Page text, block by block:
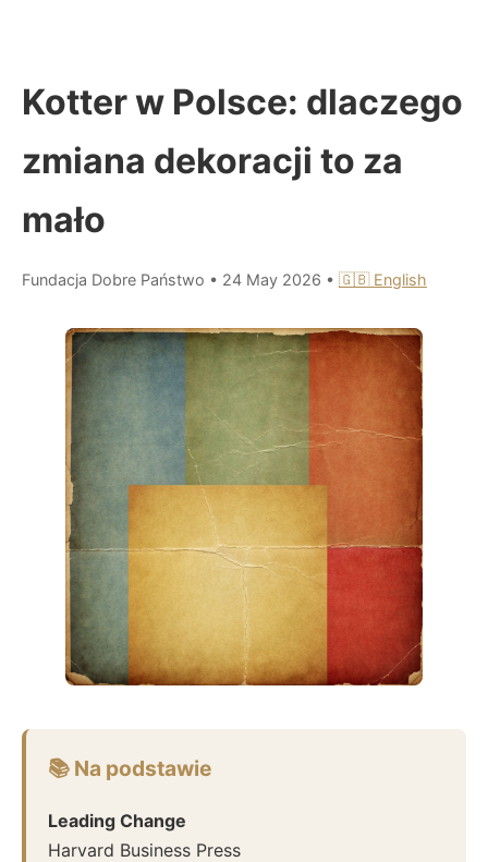
Kotter w Polsce: dlaczego
zmiana dekoracji to za
mało
Fundacja Dobre Państwo • 24 May 2026 • 🇬🇧 English
📚 Na podstawie
Leading Change
Harvard Business Press